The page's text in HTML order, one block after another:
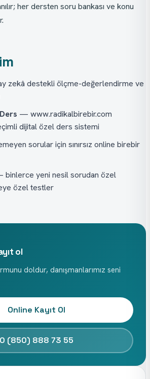
her dersten soru bankası ve konu
zekâ destekli ölçme-değerlendirme ve
— www.radikalbirebir.com
dijital özel ders sistemi
sorular için sınırsız online birebir
yeni nesil sorudan özel
özel testler
ol
doldur, danışmanlarımız seni
Online Kayıt Ol
0 (850) 888 73 55